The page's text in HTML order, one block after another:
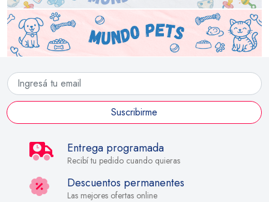
Suscribirme
Entrega programada
Recibí tu pedido cuando quieras
Descuentos permanentes
Las mejores ofertas online